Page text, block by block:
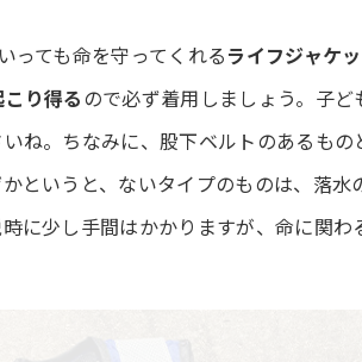
っても命を守ってくれるライフジャケ
り得るので必ず着用しましょう。子
ね。ちなみに、股下ベルトのあるもの
というと、ないタイプのものは、落
に少し手間はかかりますが、命に関